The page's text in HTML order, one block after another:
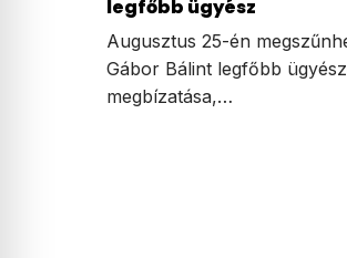
legfőbb ügyész
Augusztus 25-én
Gábor Bálint legfőbb
megbízatása,…